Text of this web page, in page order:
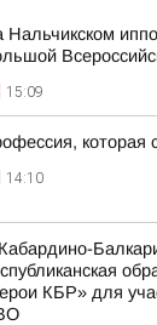
Нальчикском
15:09
которая
14:10
КБР» для